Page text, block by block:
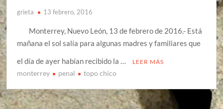
grieta 13 febrero, 2016
Monterrey, Nuevo León, 13 de febrero de 2016.- Está
mañana el sol salía para algunas madres y familiares que
el día de ayer habían recibido la …
LEER MÁS
monterrey penal topo chico